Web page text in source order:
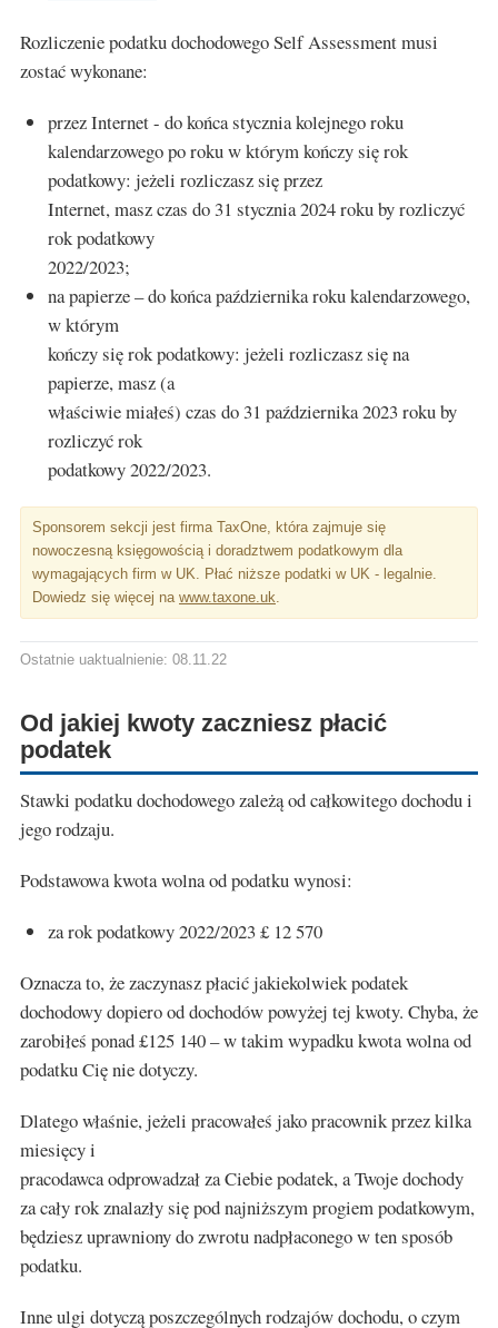
Rozliczenie podatku dochodowego Self Assessment musi
zostać wykonane:
przez Internet - do końca stycznia kolejnego roku
kalendarzowego po roku w którym kończy się rok
podatkowy: jeżeli rozliczasz się przez
Internet, masz czas do 31 stycznia 2024 roku by rozliczyć
rok podatkowy
2022/2023;
na papierze – do końca października roku kalendarzowego,
w którym
kończy się rok podatkowy: jeżeli rozliczasz się na
papierze, masz (a
właściwie miałeś) czas do 31 października 2023 roku by
rozliczyć rok
podatkowy 2022/2023.
Sponsorem sekcji jest firma TaxOne, która zajmuje się
nowoczesną księgowością i doradztwem podatkowym dla
wymagających firm w UK. Płać niższe podatki w UK - legalnie.
Dowiedz się więcej na www.taxone.uk.
Ostatnie uaktualnienie: 08.11.22
Od jakiej kwoty zaczniesz płacić
podatek
Stawki podatku dochodowego zależą od całkowitego dochodu i
jego rodzaju.
Podstawowa kwota wolna od podatku wynosi:
za rok podatkowy 2022/2023 £ 12 570
Oznacza to, że zaczynasz płacić jakiekolwiek podatek
dochodowy dopiero od dochodów powyżej tej kwoty. Chyba, że
zarobiłeś ponad £125 140 – w takim wypadku kwota wolna od
podatku Cię nie dotyczy.
Dlatego właśnie, jeżeli pracowałeś jako pracownik przez kilka
miesięcy i
pracodawca odprowadzał za Ciebie podatek, a Twoje dochody
za cały rok znalazły się pod najniższym progiem podatkowym,
będziesz uprawniony do zwrotu nadpłaconego w ten sposób
podatku.
Inne ulgi dotyczą poszczególnych rodzajów dochodu, o czym